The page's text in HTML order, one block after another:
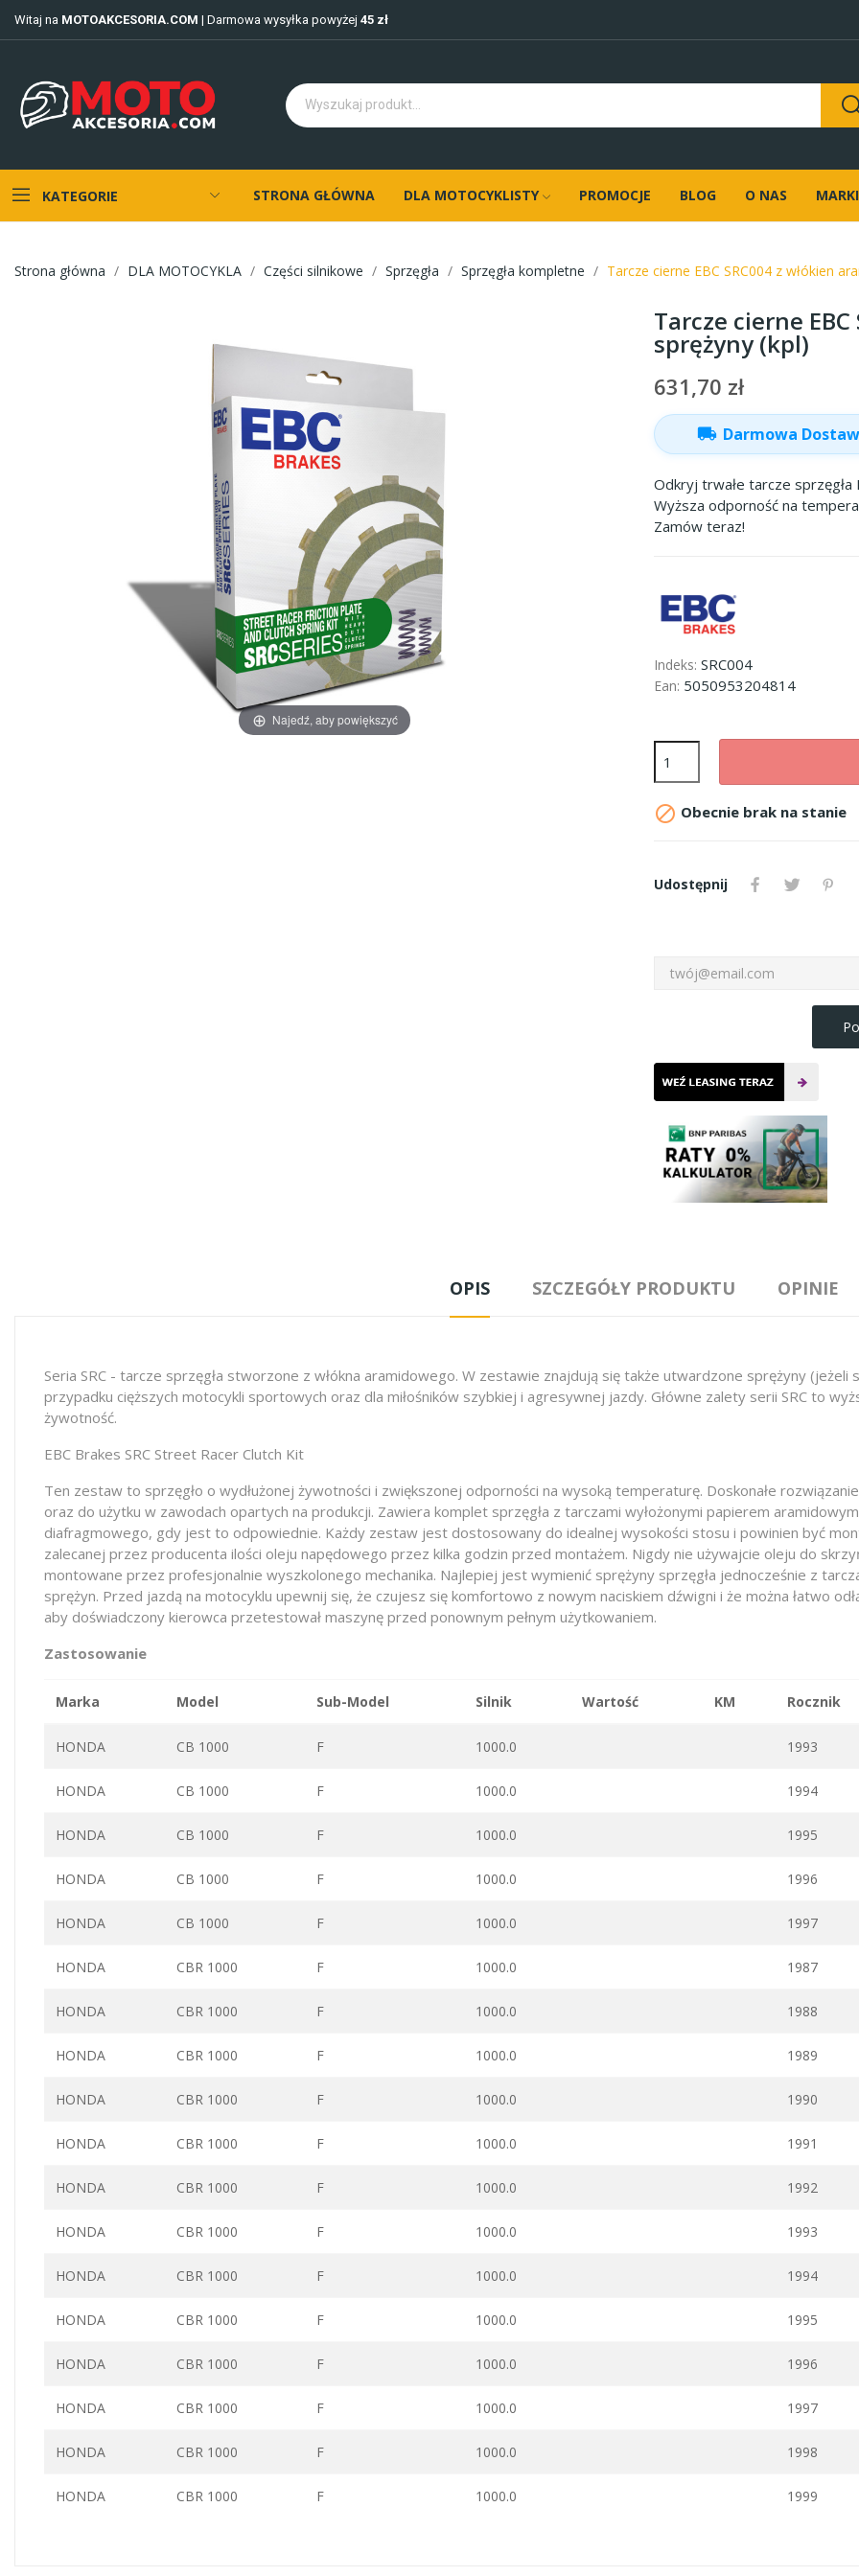
Witaj na MOTOAKCESORIA.COM | Darmowa wysyłka powyżej 45 zł
KATEGORIE STRONA GŁÓWNA DLA MOTOCYKLISTY PROMOCJE BLOG O NAS MARKI
Strona główna DLA MOTOCYKLA Części silnikowe Sprzęgła Sprzęgła kompletne Tarcze cierne EBC SRC004 z włókien
Najedź, aby powiększyć
Tarcze cierne
sprężyny (kpl)
631,70 zł
local_shipping Darmowa
Odkryj trwałe tarcze sprzęgła
Wyższa odporność na
Zamów teraz!
Indeks: SRC004
Ean: 5050953204814
 Obecnie brak na stanie
Udostępnij
OPIS SZCZEGÓŁY PRODUKTU OPINIE
Seria SRC - tarcze sprzęgła stworzone z włókna aramidowego. W zestawie znajdują się także utwardzone sprężyny
przypadku cięższych motocykli sportowych oraz dla miłośników szybkiej i agresywnej jazdy. Główne zalety serii SRC to
żywotność.
EBC Brakes SRC Street Racer Clutch Kit
Ten zestaw to sprzęgło o wydłużonej żywotności i zwiększonej odporności na wysoką temperaturę. Doskonałe
oraz do użytku w zawodach opartych na produkcji. Zawiera komplet sprzęgła z tarczami wyłożonymi papierem
diafragmowego, gdy jest to odpowiednie. Każdy zestaw jest dostosowany do idealnej wysokości stosu i powinien być
zalecanej przez producenta ilości oleju napędowego przez kilka godzin przed montażem. Nigdy nie używajcie oleju do
montowane przez profesjonalnie wyszkolonego mechanika. Najlepiej jest wymienić sprężyny sprzęgła jednocześnie z
sprężyn. Przed jazdą na motocyklu upewnij się, że czujesz się komfortowo z nowym naciskiem dźwigni i że można łatwo
aby doświadczony kierowca przetestował maszynę przed ponownym pełnym użytkowaniem.
Zastosowanie
Marka Model Sub-Model Silnik Wartość KM Rocznik
HONDA CB 1000 F 1000.0 1993
HONDA CB 1000 F 1000.0 1994
HONDA CB 1000 F 1000.0 1995
HONDA CB 1000 F 1000.0 1996
HONDA CB 1000 F 1000.0 1997
HONDA CBR 1000 F 1000.0 1987
HONDA CBR 1000 F 1000.0 1988
HONDA CBR 1000 F 1000.0 1989
HONDA CBR 1000 F 1000.0 1990
HONDA CBR 1000 F 1000.0 1991
HONDA CBR 1000 F 1000.0 1992
HONDA CBR 1000 F 1000.0 1993
HONDA CBR 1000 F 1000.0 1994
HONDA CBR 1000 F 1000.0 1995
HONDA CBR 1000 F 1000.0 1996
HONDA CBR 1000 F 1000.0 1997
HONDA CBR 1000 F 1000.0 1998
HONDA CBR 1000 F 1000.0 1999